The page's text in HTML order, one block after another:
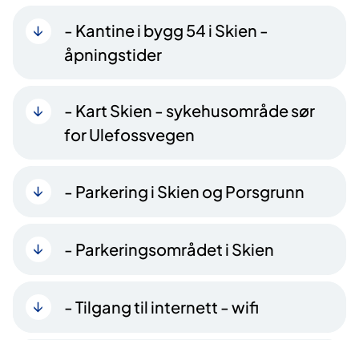
- Kantine i bygg 54 i Skien -
åpningstider
- Kart Skien - sykehusområde sør
for Ulefossvegen
- Parkering i Skien og Porsgrunn
- Parkeringsområdet i Skien
- Tilgang til internett - wifi